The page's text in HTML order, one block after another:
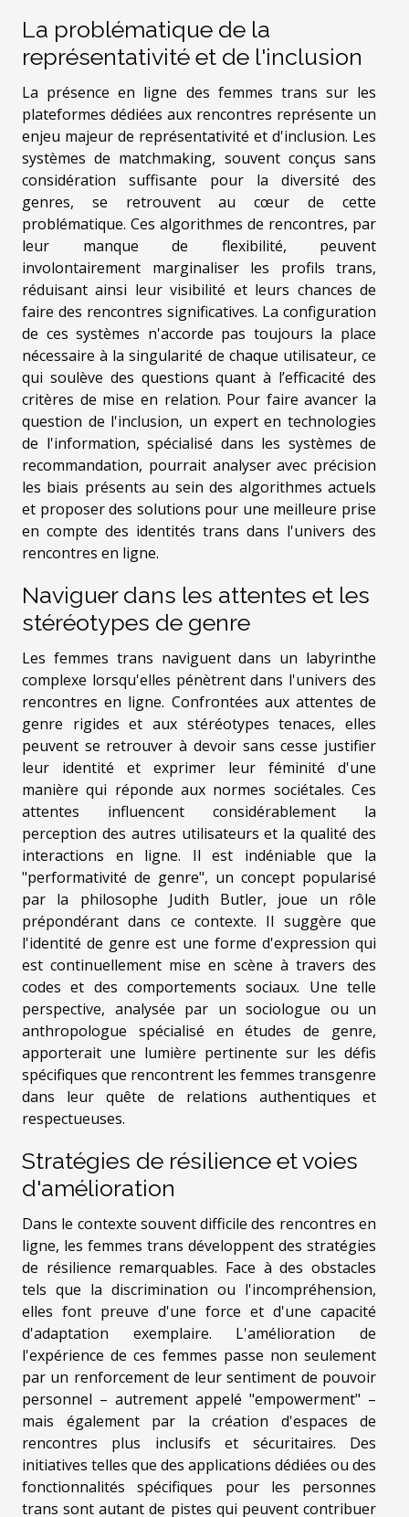
La problématique de la
représentativité et de l'inclusion
La présence en ligne des femmes trans sur les
plateformes dédiées aux rencontres représente un
enjeu majeur de représentativité et d'inclusion. Les
systèmes de matchmaking, souvent conçus sans
considération suffisante pour la diversité des
genres, se retrouvent au cœur de cette
problématique. Ces algorithmes de rencontres, par
leur manque de flexibilité, peuvent
involontairement marginaliser les profils trans,
réduisant ainsi leur visibilité et leurs chances de
faire des rencontres significatives. La configuration
de ces systèmes n'accorde pas toujours la place
nécessaire à la singularité de chaque utilisateur, ce
qui soulève des questions quant à l’efficacité des
critères de mise en relation. Pour faire avancer la
question de l'inclusion, un expert en technologies
de l'information, spécialisé dans les systèmes de
recommandation, pourrait analyser avec précision
les biais présents au sein des algorithmes actuels
et proposer des solutions pour une meilleure prise
en compte des identités trans dans l'univers des
rencontres en ligne.
Naviguer dans les attentes et les
stéréotypes de genre
Les femmes trans naviguent dans un labyrinthe
complexe lorsqu'elles pénètrent dans l'univers des
rencontres en ligne. Confrontées aux attentes de
genre rigides et aux stéréotypes tenaces, elles
peuvent se retrouver à devoir sans cesse justifier
leur identité et exprimer leur féminité d'une
manière qui réponde aux normes sociétales. Ces
attentes influencent considérablement la
perception des autres utilisateurs et la qualité des
interactions en ligne. Il est indéniable que la
"performativité de genre", un concept popularisé
par la philosophe Judith Butler, joue un rôle
prépondérant dans ce contexte. Il suggère que
l'identité de genre est une forme d'expression qui
est continuellement mise en scène à travers des
codes et des comportements sociaux. Une telle
perspective, analysée par un sociologue ou un
anthropologue spécialisé en études de genre,
apporterait une lumière pertinente sur les défis
spécifiques que rencontrent les femmes transgenre
dans leur quête de relations authentiques et
respectueuses.
Stratégies de résilience et voies
d'amélioration
Dans le contexte souvent difficile des rencontres en
ligne, les femmes trans développent des stratégies
de résilience remarquables. Face à des obstacles
tels que la discrimination ou l'incompréhension,
elles font preuve d'une force et d'une capacité
d'adaptation exemplaire. L'amélioration de
l'expérience de ces femmes passe non seulement
par un renforcement de leur sentiment de pouvoir
personnel – autrement appelé "empowerment" –
mais également par la création d'espaces de
rencontres plus inclusifs et sécuritaires. Des
initiatives telles que des applications dédiées ou des
fonctionnalités spécifiques pour les personnes
trans sont autant de pistes qui peuvent contribuer